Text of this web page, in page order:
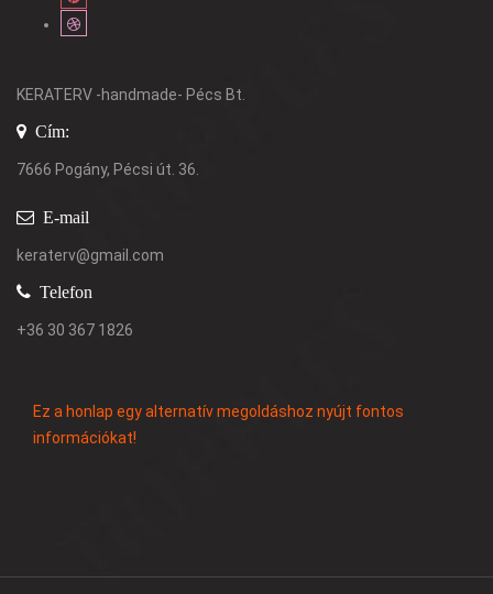
KERATERV -handmade- Pécs Bt.
Cím:
7666 Pogány, Pécsi út. 36.
E-mail
keraterv@gmail.com
Telefon
+36 30 367 1826
Ez a honlap egy alternatív megoldáshoz nyújt fontos
információkat!